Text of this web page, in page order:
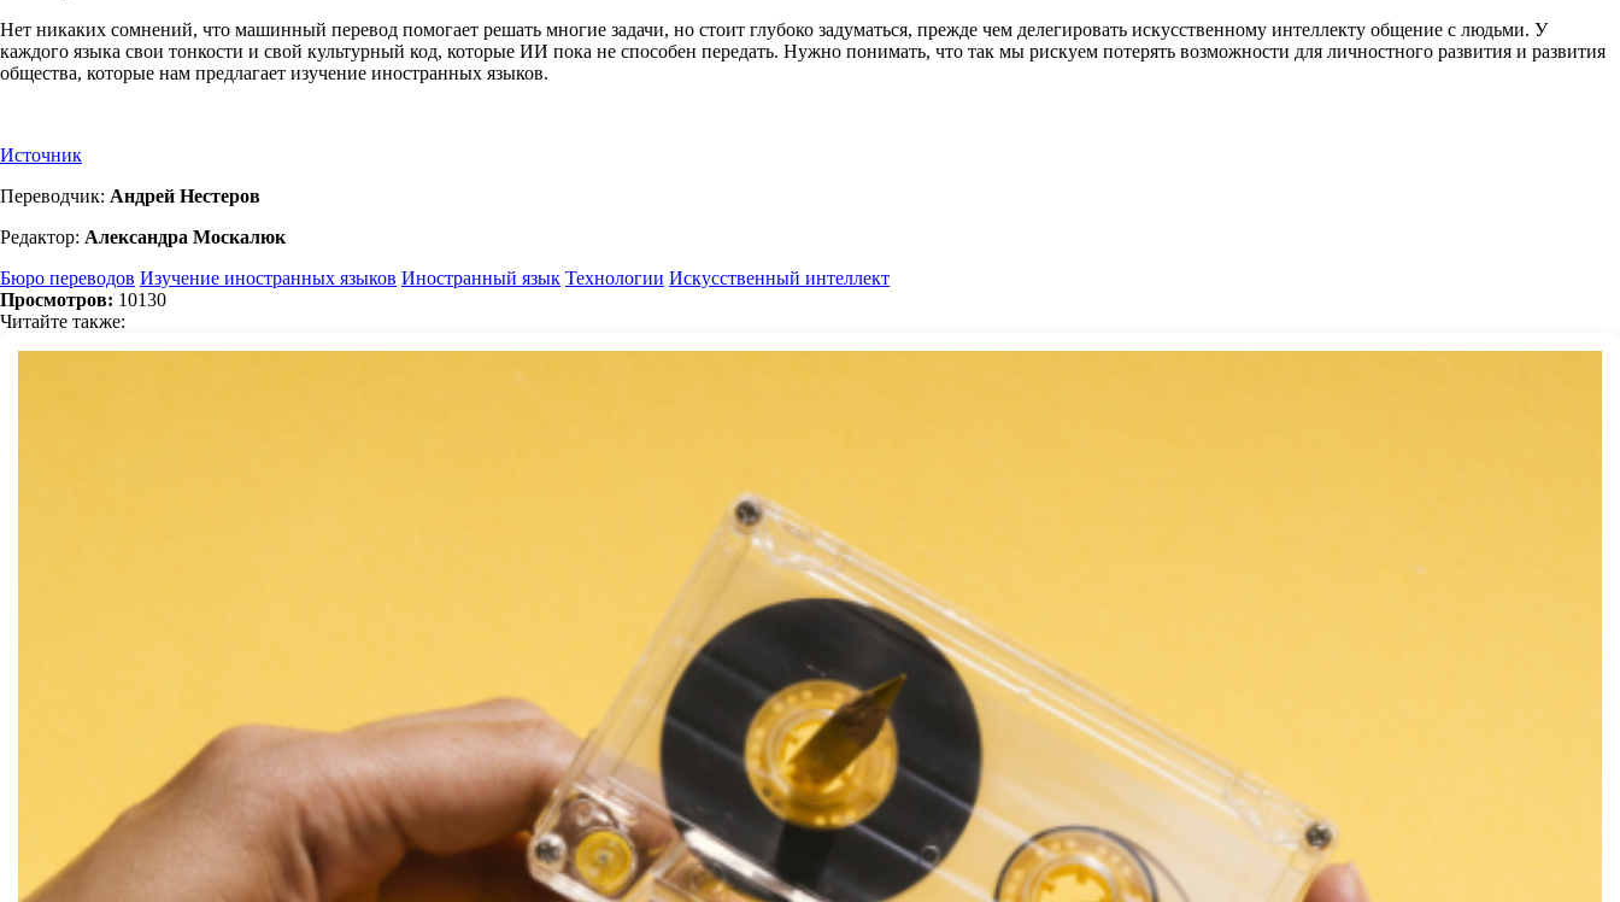
Нет никаких сомнений, что машинный перевод помогает решать многие задачи, но стоит глубоко задуматься, прежде чем делегировать искусственному интеллекту общение с людьми. У
каждого языка свои тонкости и свой культурный код, которые ИИ пока не способен передать. Нужно понимать, что так мы рискуем потерять возможности для личностного развития и развития
общества, которые нам предлагает изучение иностранных языков.
Источник
Переводчик: Андрей Нестеров
Редактор: Александра Москалюк
Бюро переводов Изучение иностранных языков Иностранный язык Технологии Искусственный интеллект
Просмотров: 10130
Читайте также: